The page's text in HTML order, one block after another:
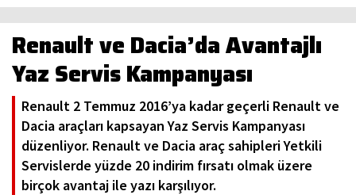
Renault ve Dacia’da Avantajlı
Yaz Servis Kampanyası
Renault 2 Temmuz 2016’ya kadar geçerli Renault ve
Dacia araçları kapsayan Yaz Servis Kampanyası
düzenliyor. Renault ve Dacia araç sahipleri Yetkili
Servislerde yüzde 20 indirim fırsatı olmak üzere
birçok avantaj ile yazı karşılıyor.